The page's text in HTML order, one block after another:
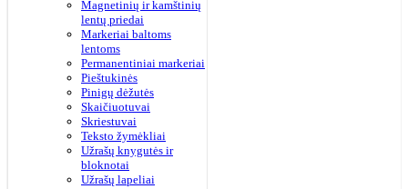
Magnetinių ir kamštinių
lentų priedai
Markeriai baltoms
lentoms
Permanentiniai markeriai
Pieštukinės
Pinigų dėžutės
Skaičiuotuvai
Skriestuvai
Teksto žymėkliai
Užrašų knygutės ir
bloknotai
Užrašų lapeliai